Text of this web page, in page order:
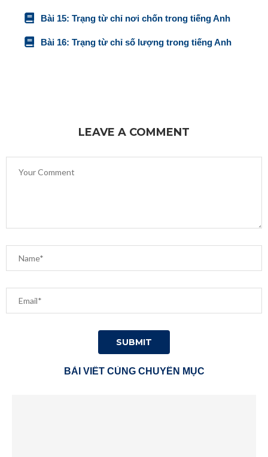
Bài 15: Trạng từ chỉ nơi chốn trong tiếng Anh
Bài 16: Trạng từ chỉ số lượng trong tiếng Anh
LEAVE A COMMENT
BÀI VIẾT CÙNG CHUYÊN MỤC